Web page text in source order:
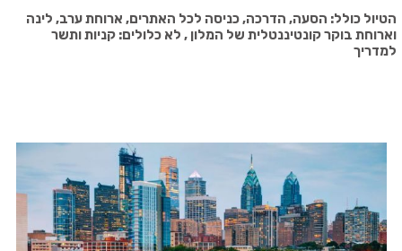
הטיול כולל: הסעה, הדרכה, כניסה לכל האתרים, ארוחת ערב, לינה
וארוחת בוקר קונטיננטלית של המלון , לא כלולים: קניות ותשר
למדריך